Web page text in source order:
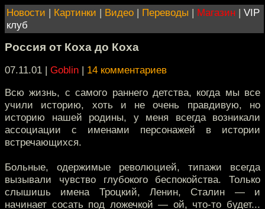
Новости | Картинки | Видео | Переводы | Магазин | VIP
клуб
Россия от Коха до Коха
07.11.01 | Goblin | 14 комментариев
Всю жизнь, с самого раннего детства, когда мы все
учили историю, хоть и не очень правдивую, но
историю нашей родины, у меня всегда возникали
ассоциации с именами персонажей в истории
встречающихся.
Больные, одержимые революцией, типажи всегда
вызывали чувство глубокого беспокойства. Только
слышишь имена Троцкий, Ленин, Сталин — и
начинает сосать под ложечкой — ой, что-то будет...